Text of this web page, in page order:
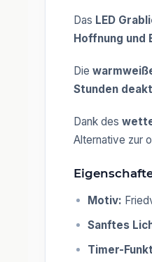
Das LED
Hoffnung und
Die
Stunden
Dank des
Alternative zur
Motiv:
Sanftes
Timer-